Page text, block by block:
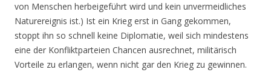
von Menschen herbeigeführt wird und kein unvermeidliches
Naturereignis ist.) Ist ein Krieg erst in Gang gekommen,
stoppt ihn so schnell keine Diplomatie, weil sich mindestens
eine der Konfliktparteien Chancen ausrechnet, militärisch
Vorteile zu erlangen, wenn nicht gar den Krieg zu gewinnen.